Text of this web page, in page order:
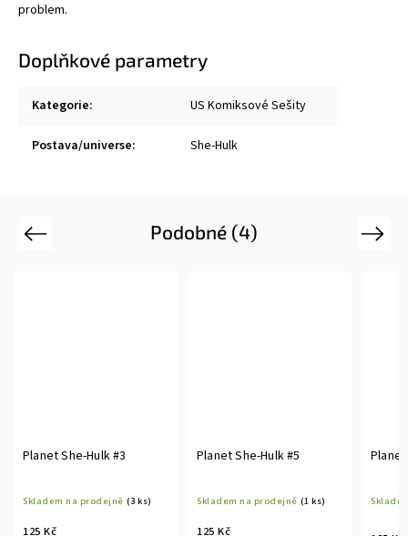
problem.
Doplňkové parametry
Kategorie: US Komiksové Sešity
Postava/universe: She-Hulk
Podobné (4)
Previous
Planet She-Hulk #3
Skladem na prodejně (3 ks)
125 Kč
Planet She-Hulk #5
Skladem na prodejně (1 ks)
125 Kč
Next